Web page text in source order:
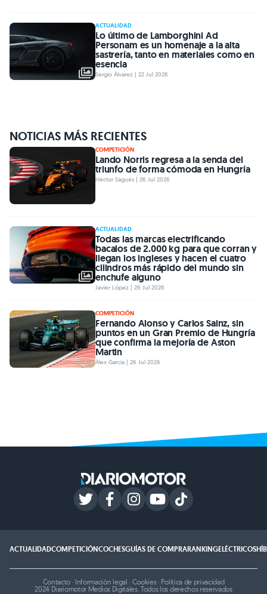
ACTUALIDAD
Lo último de Lamborghini Ad
Personam es un homenaje a la alta
sastrería, tanto en materiales como en
esencia
Sergio Álvarez | 22 Jul 2026
NOTICIAS MÁS RECIENTES
COMPETICIÓN
Lando Norris regresa a la senda del
triunfo de forma cómoda en Hungría
Héctor Sagués | 26 Jul 2026
ACTUALIDAD
Todas las marcas electrificando
bacalos de 2.000 kg para que corran y
llegan los ingleses y hacen el cuatro
cilindros más rápido del mundo sin
enchufe alguno
Javier López | 26 Jul 2026
COMPETICIÓN
Fernando Alonso y Carlos Sainz, sin
puntos en un Gran Premio de Hungría
que confirma la mejoría de Aston
Martin
Àlex Garcia | 26 Jul 2026
ACTUALIDADCOMPETICIÓNCOCHESGUÍAS DE COMPRARANKINGELÉCTRICOS
2024 Diariomotor Medios Digitales. Todos los derechos reservados
Contacto · Información legal · Cookies· Política de privacidad